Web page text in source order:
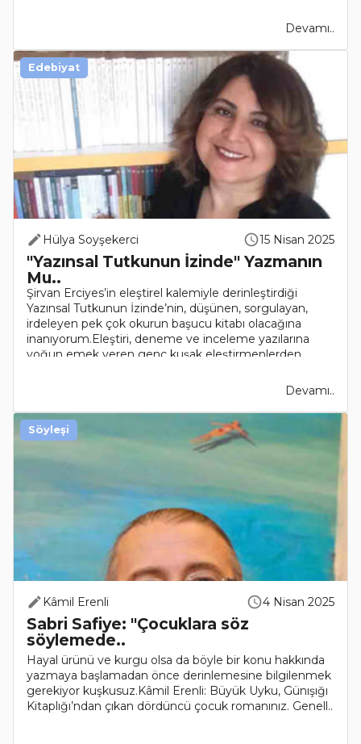
Devamı..
Hülya Soyşekerci 15 Nisan 2025
"Yazınsal Tutkunun İzinde" Yazmanın
Mu..
Şirvan Erciyes’in eleştirel kalemiyle derinleştirdiği
Yazınsal Tutkunun İzinde’nin, düşünen, sorgulayan,
irdeleyen pek çok okurun başucu kitabı olacağına
inanıyorum.Eleştiri, deneme ve inceleme yazılarına
yoğun emek veren genç kuşak eleştirmenlerden
Devamı..
Edebiyat
Kâmil Erenli 4 Nisan 2025
Sabri Safiye: "Çocuklara söz
söylemede..
Hayal ürünü ve kurgu olsa da böyle bir konu hakkında
yazmaya başlamadan önce derinlemesine bilgilenmek
gerekiyor kuşkusuz.Kâmil Erenli: Büyük Uyku, Günışığı
Kitaplığı’ndan çıkan dördüncü çocuk romanınız. Genell..
Söyleşi